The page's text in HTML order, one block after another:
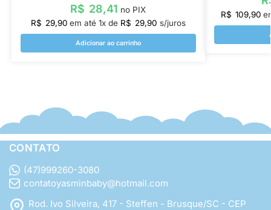
R$ 28,41 no PIX
R$ 29,90 em até 1x de R$ 29,90 s/juros
Adicionar ao carrinho
R$ 109,90
CONTATO
(47)999260-3080
contatoyasminbaby@hotmail.com
Rod. Ivo Silveira, 417 - Steffen - Brusque/SC - CEP